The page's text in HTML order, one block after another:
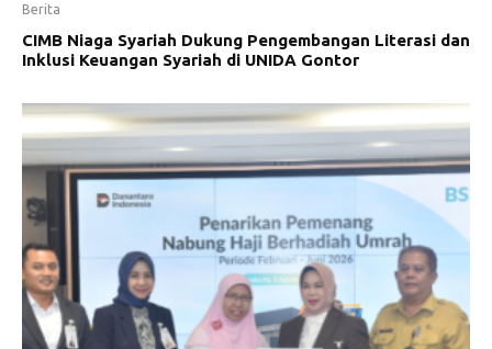
Berita
CIMB Niaga Syariah Dukung Pengembangan Literasi dan
Inklusi Keuangan Syariah di UNIDA Gontor